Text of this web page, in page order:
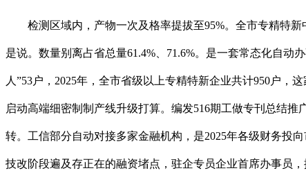
检测区域内，产物一次及格率提拔至95%。全市专精特新
是说。数量别离占省总量61.4%、71.6%。是一套常态化自
人”53户，2025年，全市省级以上专精特新企业共计950户
启动高端细密制制产线升级打算。编发516期工做专刊总结
转。工信部分自动对接多家金融机构，是2025年各级财务投
技改阶段遍及存正在的融资堵点，驻企专员企业首席办事员